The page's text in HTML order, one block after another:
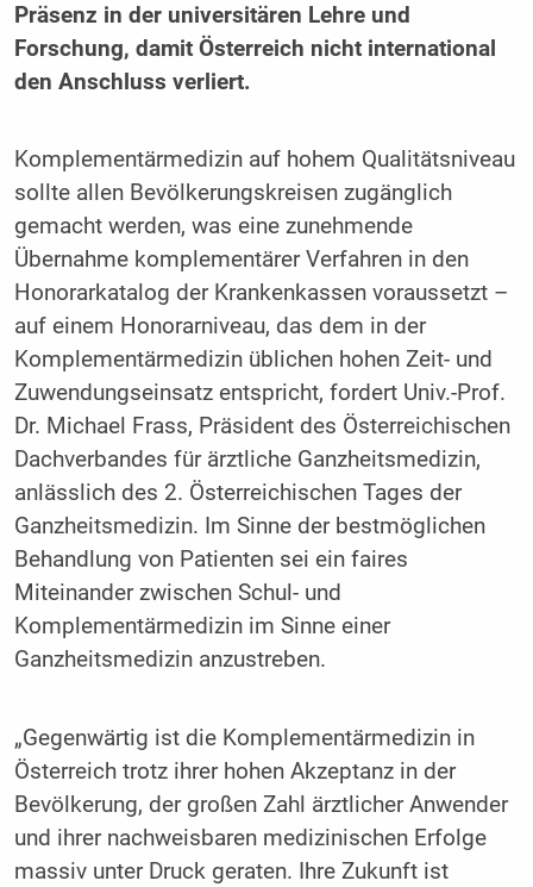
Präsenz in der universitären Lehre und
Forschung, damit Österreich nicht international
den Anschluss verliert.
Komplementärmedizin auf hohem Qualitätsniveau
sollte allen Bevölkerungskreisen zugänglich
gemacht werden, was eine zunehmende
Übernahme komplementärer Verfahren in den
Honorarkatalog der Krankenkassen voraussetzt –
auf einem Honorarniveau, das dem in der
Komplementärmedizin üblichen hohen Zeit- und
Zuwendungseinsatz entspricht, fordert Univ.-Prof.
Dr. Michael Frass, Präsident des Österreichischen
Dachverbandes für ärztliche Ganzheitsmedizin,
anlässlich des 2. Österreichischen Tages der
Ganzheitsmedizin. Im Sinne der bestmöglichen
Behandlung von Patienten sei ein faires
Miteinander zwischen Schul- und
Komplementärmedizin im Sinne einer
Ganzheitsmedizin anzustreben.
„Gegenwärtig ist die Komplementärmedizin in
Österreich trotz ihrer hohen Akzeptanz in der
Bevölkerung, der großen Zahl ärztlicher Anwender
und ihrer nachweisbaren medizinischen Erfolge
massiv unter Druck geraten. Ihre Zukunft ist